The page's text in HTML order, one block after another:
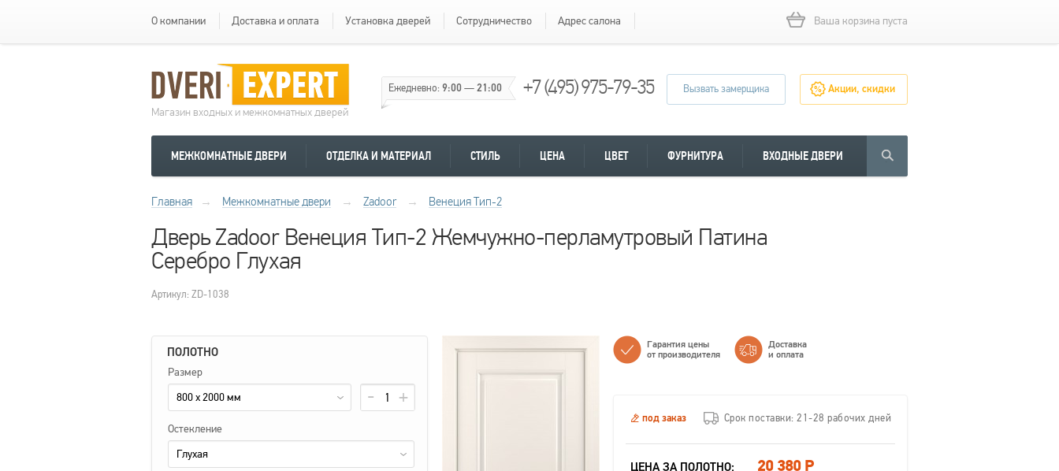
О компании Доставка и оплата Установка дверей Сотрудничество Адрес салона Ваша корзина пуста
Магазин входных и межкомнатных дверей
Ежедневно:9:00—21:00 +7 (495) 975-79-35 Вызвать замерщика Акции, скидки
МЕЖКОМНАТНЫЕ ДВЕРИ ОТДЕЛКА И МАТЕРИАЛ СТИЛЬ ЦЕНА ЦВЕТ ФУРНИТУРА ВХОДНЫЕ ДВЕРИ
Главная → Межкомнатные двери → Zadoor → Венеция Тип-2
Дверь Zadoor Венеция Тип-2 Жемчужно-перламутровый Патина
Серебро Глухая
Артикул: ZD-1038
ПОЛОТНО
Размер
800 x 2000 мм
Остекление
Глухая
Гарантия цены
от производителя
Доставка
и оплата
под заказ Срок поставки: 21-28 рабочих дней
ЦЕНА ЗА ПОЛОТНО: 20 380 Р